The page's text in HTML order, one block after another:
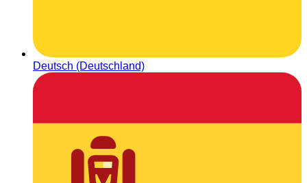
Deutsch (Deutschland)